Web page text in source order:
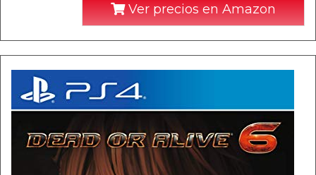
Ver precios en Amazon